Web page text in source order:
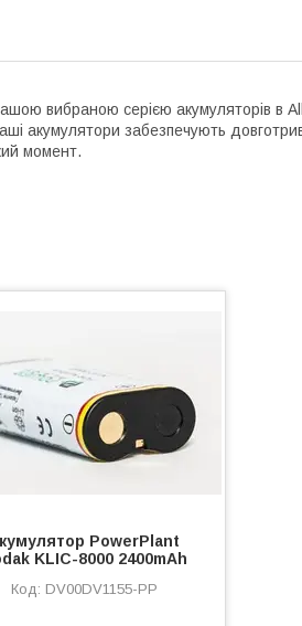
вибраною серією акумуляторів в
акумулятори забезпечують
момент.
PowerPlant
KLIC-8000 2400mAh
DV00DV1155-PP